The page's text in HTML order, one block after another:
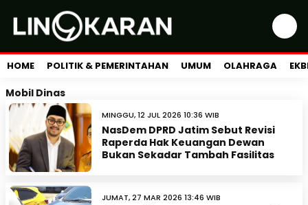
HOME POLITIK & PEMERINTAHAN UMUM OLAHRAGA
Mobil Dinas
MINGGU, 12 JUL 2026 10:36 WIB
NasDem DPRD Jatim Sebut Revisi
Raperda Hak Keuangan Dewan
Bukan Sekadar Tambah Fasilitas
JUMAT, 27 MAR 2026 13:46 WIB